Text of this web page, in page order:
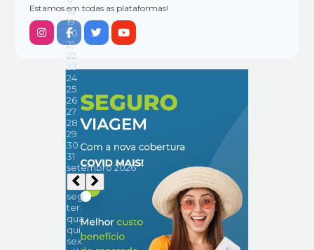
Estamos em todas as plataformas!